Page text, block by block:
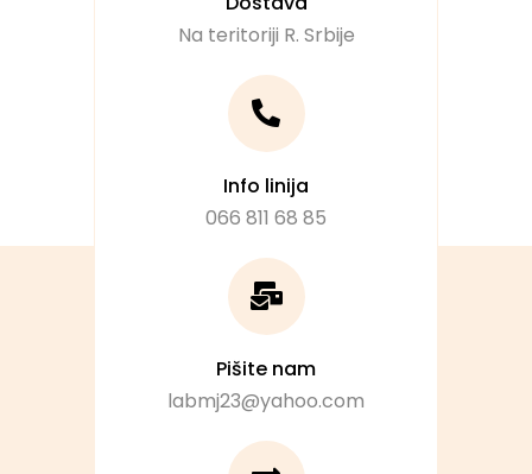
Na teritoriji R. Srbije
Info linija
066 811 68 85
Pišite nam
labmj23@yahoo.com